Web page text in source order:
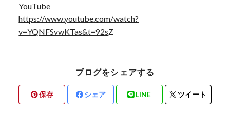
YouTube
https://www.youtube.com/watch?
v=YQNFSvwKTas&t=92sZ
ブログをシェアする
保存 シェア LINE ツイート